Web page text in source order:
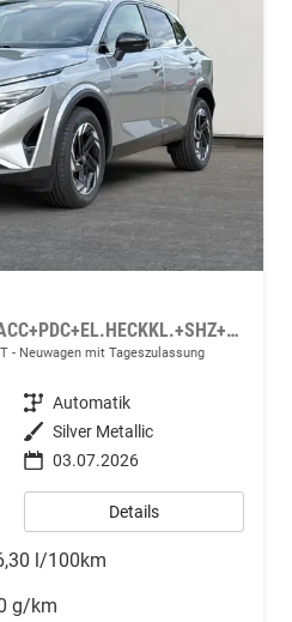
N-CONNECTA KAMERA+ACC+PDC+EL.HECKKL.+SHZ+LED
Neuwagen mit Tageszulassung
Getriebe Automatik
Außenfarbe Silver Metallic
03.07.2026
Details
l/100km
g/km